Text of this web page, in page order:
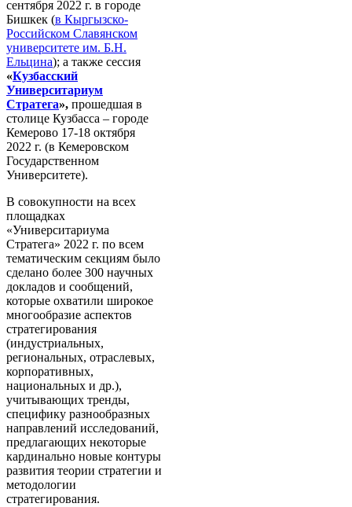
сентября 2022 г. в городе
Бишкек (в Кыргызско-
Российском Славянском
университете им. Б.Н.
Ельцина); а также сессия
«Кузбасский
Университариум
Стратега», прошедшая в
столице Кузбасса – городе
Кемерово 17-18 октября
2022 г. (в Кемеровском
Государственном
Университете).
В совокупности на всех
площадках
«Университариума
Стратега» 2022 г. по всем
тематическим секциям было
сделано более 300 научных
докладов и сообщений,
которые охватили широкое
многообразие аспектов
стратегирования
(индустриальных,
региональных, отраслевых,
корпоративных,
национальных и др.),
учитывающих тренды,
специфику разнообразных
направлений исследований,
предлагающих некоторые
кардинально новые контуры
развития теории стратегии и
методологии
стратегирования.